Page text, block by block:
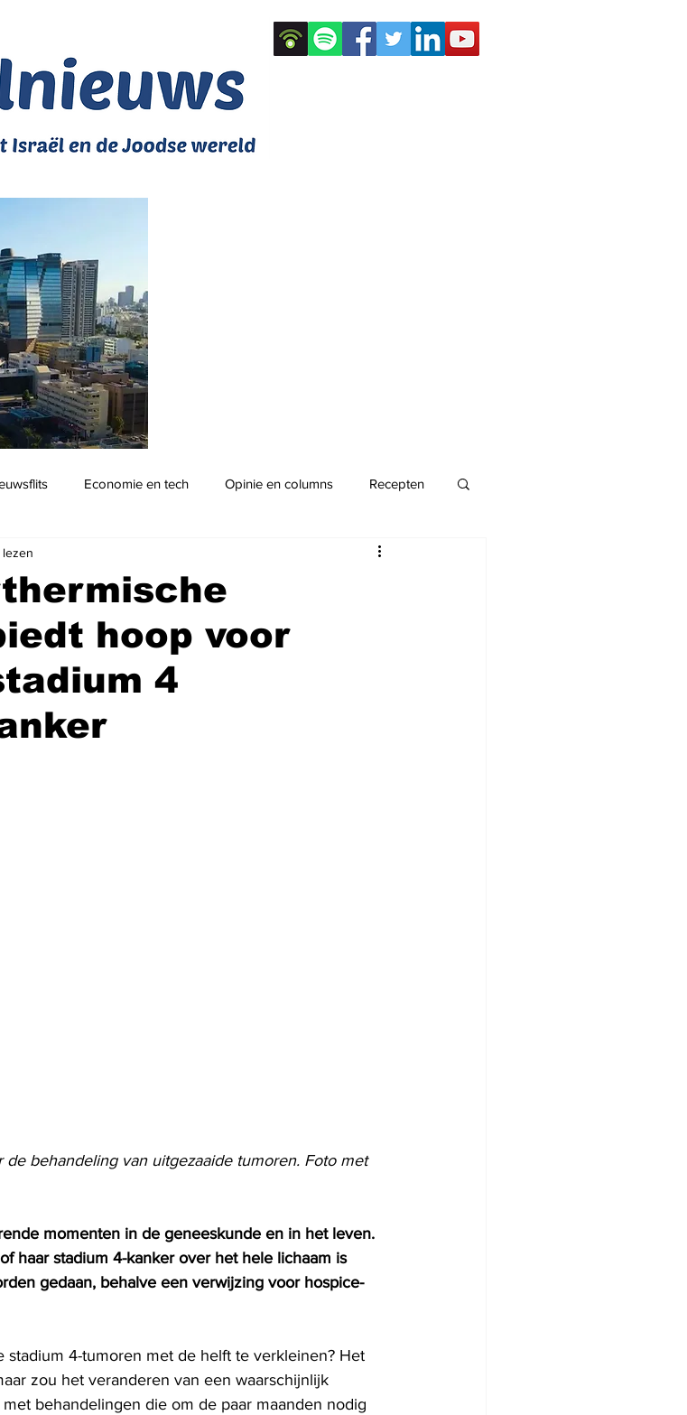
Economie en tech Opinie en columns Recepten
hoop voor
4
de behandeling van uitgezaaide tumoren. Foto met
momenten in de geneeskunde en in het leven.
haar stadium 4-kanker over het hele lichaam is
gedaan, behalve een verwijzing voor hospice-
stadium 4-tumoren met de helft te verkleinen? Het
zou het veranderen van een waarschijnlijk
behandelingen die om de paar maanden nodig